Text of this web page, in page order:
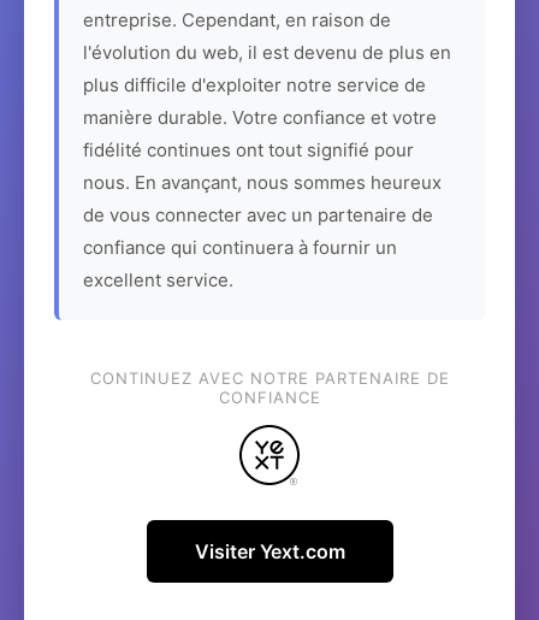
entreprise. Cependant, en raison de
l'évolution du web, il est devenu de plus en
plus difficile d'exploiter notre service de
manière durable. Votre confiance et votre
fidélité continues ont tout signifié pour
nous. En avançant, nous sommes heureux
de vous connecter avec un partenaire de
confiance qui continuera à fournir un
excellent service.
CONTINUEZ AVEC NOTRE PARTENAIRE DE
CONFIANCE
Visiter Yext.com